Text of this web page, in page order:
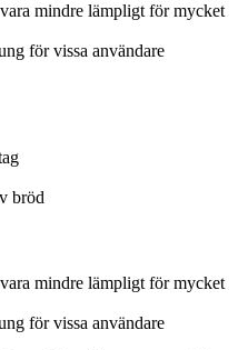
mindre lämpligt för mycket
för vissa användare
bröd
mindre lämpligt för mycket
för vissa användare